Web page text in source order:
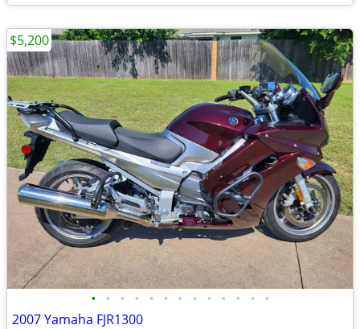
• • • • • • • • • • • • •
2007 Yamaha FJR1300
$5,200